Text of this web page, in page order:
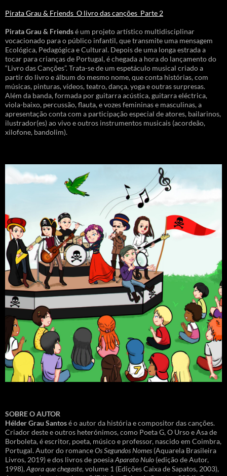
Pirata Grau & Friends_O livro das canções_Parte 2
Pirata Grau & Friendsé um projeto artístico multidisciplinar
vocacionado para o público infantil, que transmite uma mensagem
Ecológica, Pedagógica e Cultural. Depois de uma longa estrada a
tocar para crianças de Portugal, é chegada a hora do lançamento do
“Livro das Canções”. Trata-se de um espetáculo musical criado a
partir do livro e álbum do mesmo nome, que conta histórias, com
músicas, pinturas, vídeos, teatro, dança, yoga e outras surpresas.
Além da banda, formada por guitarra acústica, guitarra eléctrica,
viola-baixo, percussão, flauta, e vozes femininas e masculinas, a
apresentação conta com a participação especial de atores, bailarinos,
ilustrador(es) ao vivo e outros instrumentos musicais (acordeão,
xilofone, bandolim).
SOBRE O AUTOR
Hélder Grau Santosé o autor da história e compositor das canções.
Criador deste e outros heterónimos, como Poeta G, O Urso e Asa de
Borboleta, é escritor, poeta, músico e professor, nascido em Coimbra,
Portugal. Autor do romanceOs Segundos Nomes (Aquarela Brasileira
Livros, 2019) e dos livros de poesiaAparato Nulo (edição de Autor,
1998),Agora que chegaste, volume 1 (Edições Caixa de Sapatos, 2003),